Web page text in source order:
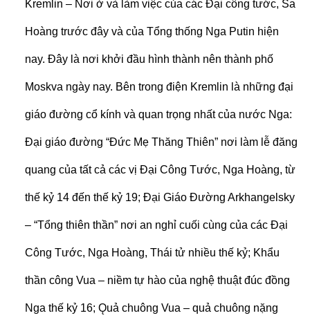
Kremlin – Nơi ở và làm việc của các Đại công tước, Sa
Hoàng trước đây và của Tổng thống Nga Putin hiện
nay. Đây là nơi khởi đầu hình thành nên thành phố
Moskva ngày nay. Bên trong điện Kremlin là những đại
giáo đường cổ kính và quan trọng nhất của nước Nga:
Đại giáo đường “Đức Mẹ Thăng Thiên” nơi làm lễ đăng
quang của tất cả các vị Đại Công Tước, Nga Hoàng, từ
thế kỷ 14 đến thế kỷ 19; Đại Giáo Đường Arkhangelsky
– “Tổng thiên thần” nơi an nghỉ cuối cùng của các Đại
Công Tước, Nga Hoàng, Thái tử nhiều thế kỷ; Khẩu
thần công Vua – niềm tự hào của nghệ thuật đúc đồng
Nga thế kỷ 16; Ǫuả chuông Vua – quả chuông nặng